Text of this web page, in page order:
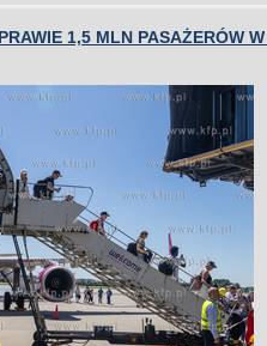
1,5 MLN PASAŻERÓW